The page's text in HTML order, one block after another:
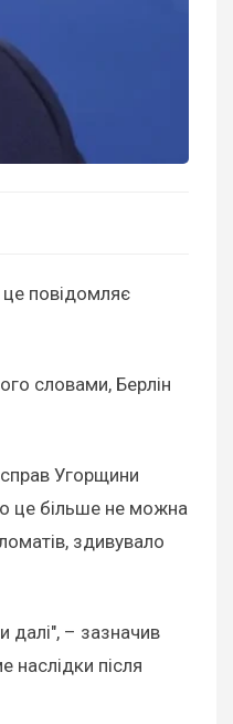
повідомляє
словами, Берлін
Угорщини
це більше не можна
здивувало
далі", – зазначив
після